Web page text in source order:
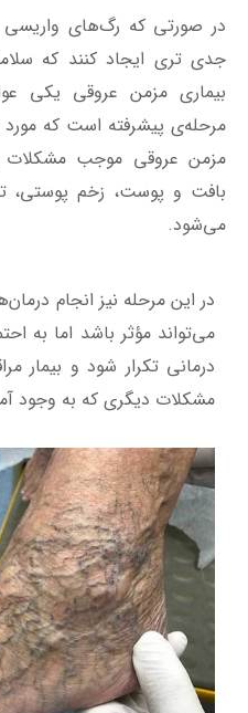
در صورتی که رگ‌های واریسی
جدی تری ایجاد کنند که
بیماری مزمن عروقی یکی
مرحله‌ی پیشرفته است که مورد
مزمن عروقی موجب
بافت و پوست، زخم پوستی،
می‌شود.
در این مرحله نیز انجام
می‌تواند مؤثر باشد اما به
درمانی تکرار شود و بیمار
مشکلات دیگری که به وجود